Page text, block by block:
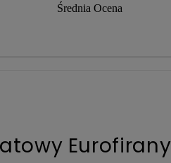
Średnia Ocena
Eurofirany